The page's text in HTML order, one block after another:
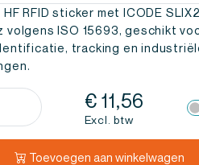
RFID sticker met ICODE
volgens ISO 15693, geschikt
tracking en
€ 11,56
Excl. btw
Toevoegen aan winkelwagen